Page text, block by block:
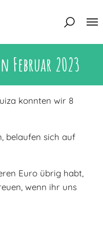
Februar 2023
konnten wir 8
belaufen sich auf
Euro übrig habt,
wenn ihr uns